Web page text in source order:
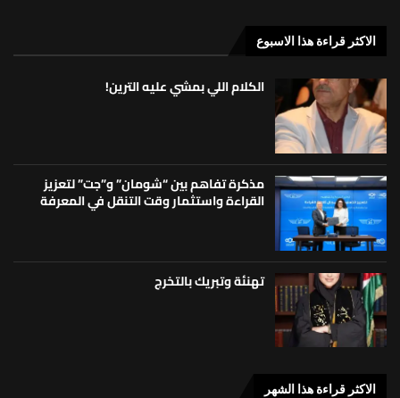
الاكثر قراءة هذا الاسبوع
الكلام اللي بمشي عليه الترين!
مذكرة تفاهم بين “شومان” و”جت” لتعزيز
القراءة واستثمار وقت التنقل في المعرفة
تهنئة وتبريك بالتخرج
الاكثر قراءة هذا الشهر